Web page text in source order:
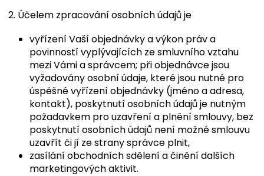
2. Účelem zpracování osobních údajů je
vyřízení Vaší objednávky a výkon práv a
povinností vyplývajících ze smluvního vztahu
mezi Vámi a správcem; při objednávce jsou
vyžadovány osobní údaje, které jsou nutné pro
úspěšné vyřízení objednávky (jméno a adresa,
kontakt), poskytnutí osobních údajů je nutným
požadavkem pro uzavření a plnění smlouvy, bez
poskytnutí osobních údajů není možné smlouvu
uzavřít či jí ze strany správce plnit,
zasílání obchodních sdělení a činění dalších
marketingových aktivit.